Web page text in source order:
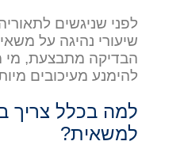
לפני שניגשים
שיעורי נהיגה על
הבדיקה מתבצעת, מי
להימנע מעיכובים
למה בכלל צריך
למשאית?